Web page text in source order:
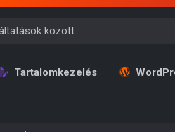
Tartalomkezelés